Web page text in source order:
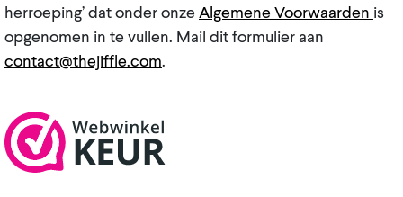
herroeping’ dat onder onze Algemene Voorwaarden is
opgenomen in te vullen. Mail dit formulier aan
contact@thejiffle.com.